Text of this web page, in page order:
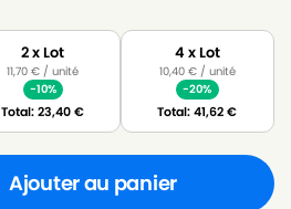
2 x Lot
11,70€ / unité
-10%
Total:23,40€
4 x Lot
10,40 €/ unité
-20%
Total:41,62€
Ajouter au panier